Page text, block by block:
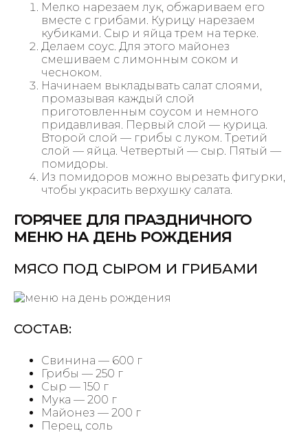
Мелко нарезаем лук, обжариваем его
вместе с грибами. Курицу нарезаем
кубиками. Сыр и яйца трем на терке.
Делаем соус. Для этого майонез
смешиваем с лимонным соком и
чесноком.
Начинаем выкладывать салат слоями,
промазывая каждый слой
приготовленным соусом и немного
придавливая. Первый слой — курица.
Второй слой — грибы с луком. Третий
слой — яйца. Четвертый — сыр. Пятый —
помидоры.
Из помидоров можно вырезать фигурки,
чтобы украсить верхушку салата.
ГОРЯЧЕЕ ДЛЯ ПРАЗДНИЧНОГО
МЕНЮ НА ДЕНЬ РОЖДЕНИЯ
МЯСО ПОД СЫРОМ И ГРИБАМИ
СОСТАВ:
Свинина — 600 г
Грибы — 250 г
Сыр — 150 г
Мука — 200 г
Майонез — 200 г
Перец, соль